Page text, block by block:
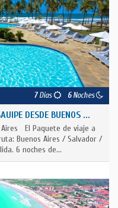
7Días 6Noches
DESDE BUENOS ...
Aires El Paquete de viaje a
Buenos Aires / Salvador /
6 noches de...